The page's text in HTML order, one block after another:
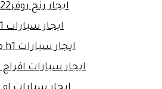
ايجار رنج روفر2022
ايجار سيارات h1
ايجار سيارات h1 مصر
ايجار سيارات